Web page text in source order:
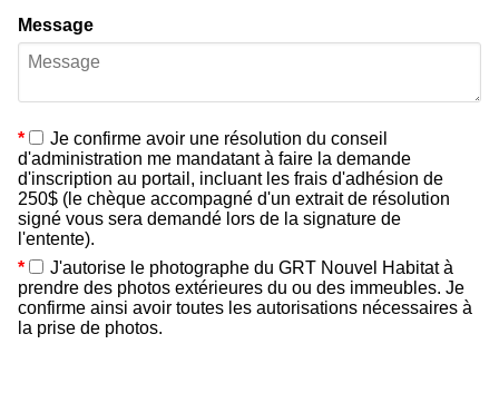
Message
Je confirme avoir une résolution du conseil
d'administration me mandatant à faire la demande
d'inscription au portail, incluant les frais d'adhésion de
250$ (le chèque accompagné d'un extrait de résolution
signé vous sera demandé lors de la signature de
l'entente).
J'autorise le photographe du GRT Nouvel Habitat à
prendre des photos extérieures du ou des immeubles. Je
confirme ainsi avoir toutes les autorisations nécessaires à
la prise de photos.